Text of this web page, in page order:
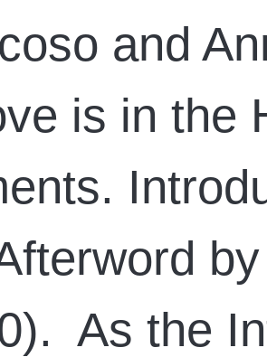
and
is in the
As the